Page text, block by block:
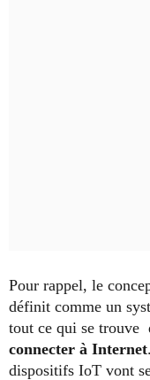
Pour rappel, le
définit comme un
tout ce qui se trouve
connecter à Internet
dispositifs IoT vont